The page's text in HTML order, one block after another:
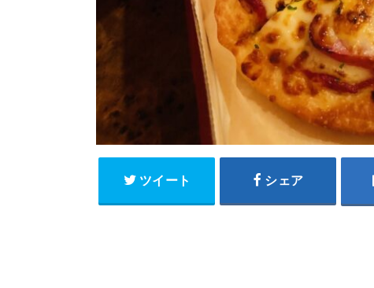
ツイート シェア